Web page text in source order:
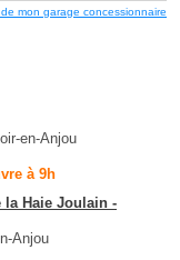
mon garage concessionnaire
en-Anjou
à 9h
la Haie Joulain -
Anjou